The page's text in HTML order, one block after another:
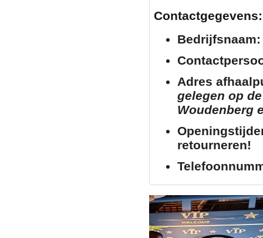
Contactgegevens:
Bedrijfsnaam:
Adres
gelegen op
Woudenberg
retourneren!